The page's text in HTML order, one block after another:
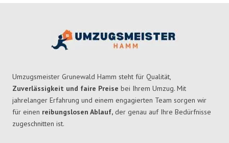
Umzugsmeister Grunewald Hamm steht für Qualität,
Zuverlässigkeit und faire Preise bei Ihrem Umzug. Mit
jahrelanger Erfahrung und einem engagierten Team sorgen wir
für einen reibungslosen Ablauf, der genau auf Ihre Bedürfnisse
zugeschnitten ist.